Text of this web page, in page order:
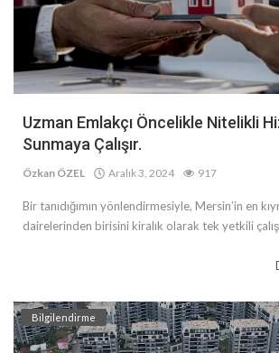
Uzman Emlakçı Öncelikle Nitelikli
Sunmaya Çalışır.
Özkan ÖZEL Aralık 3, 2024 917
Bir tanıdığımın yönlendirmesiyle, Mersin’in en
dairelerinden birisini kiralık olarak tek yetkili
Bilgilendirme